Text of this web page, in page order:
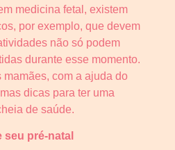
medicina fetal, existem
por exemplo, que devem
não só podem
durante esse momento.
mamães, com a ajuda do
dicas para ter uma
de saúde.
seu pré-natal